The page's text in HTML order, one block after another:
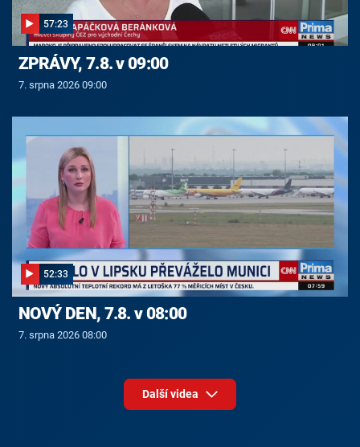
57:23
ZPRÁVY, 7.8. v 09:00
7. srpna 2026 09:00
52:33
NOVÝ DEN, 7.8. v 08:00
7. srpna 2026 08:00
Další videa